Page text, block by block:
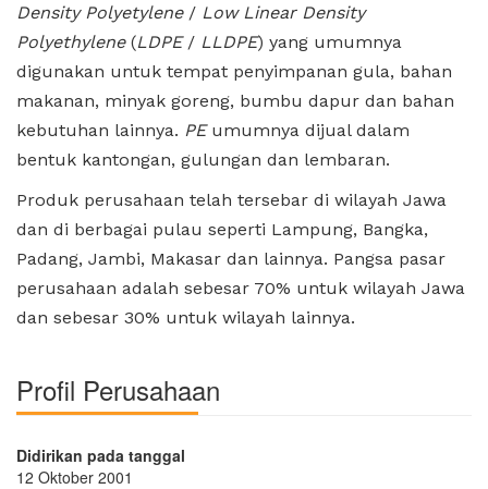
Density Polyetylene/ Low Linear Density
Polyethylene(LDPE / LLDPE) yang umumnya
digunakan untuk tempat penyimpanan gula, bahan
makanan, minyak goreng, bumbu dapur dan bahan
kebutuhan lainnya. PEumumnya dijual dalam
bentuk kantongan, gulungan dan lembaran.
Produk perusahaan telah tersebar di wilayah Jawa
dan di berbagai pulau seperti Lampung, Bangka,
Padang, Jambi, Makasar dan lainnya. Pangsa pasar
perusahaan adalah sebesar 70% untuk wilayah Jawa
dan sebesar 30% untuk wilayah lainnya.
Profil Perusahaan
Didirikan pada tanggal
12 Oktober 2001